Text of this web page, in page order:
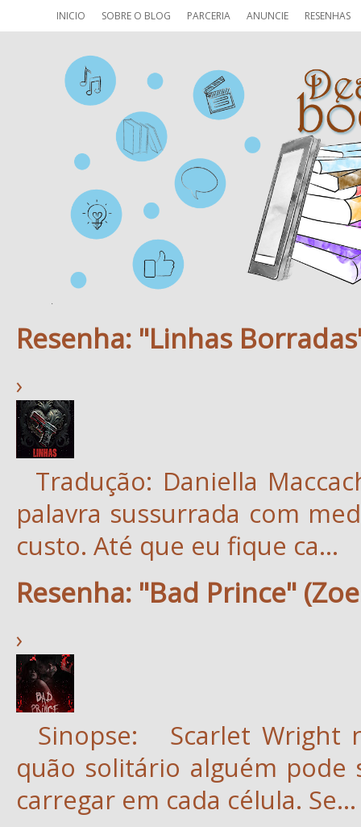
INICIO SOBRE O BLOG PARCERIA ANUNCIE RESENHAS
Resenha: "Linhas
›
Tradução: Daniella
palavra sussurrada com
custo. Até que eu fique ca...
Resenha: "Bad Prince"
›
Sinopse: Scarlet Wright
quão solitário alguém
carregar em cada célula. Se...